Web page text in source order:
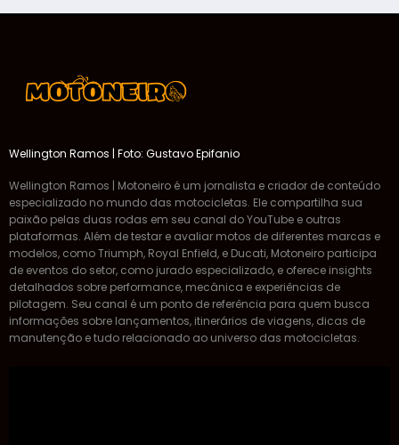
Wellington Ramos | Foto: Gustavo Epifanio
Wellington Ramos | Motoneiro é um jornalista e criador de conteúdo
especializado no mundo das motocicletas. Ele compartilha sua
paixão pelas duas rodas em seu canal do YouTube e outras
plataformas. Além de testar e avaliar motos de diferentes marcas e
modelos, como Triumph, Royal Enfield, e Ducati, Motoneiro participa
de eventos do setor, como jurado especializado, e oferece insights
detalhados sobre performance, mecânica e experiências de
pilotagem. Seu canal é um ponto de referência para quem busca
informações sobre lançamentos, itinerários de viagens, dicas de
manutenção e tudo relacionado ao universo das motocicletas.